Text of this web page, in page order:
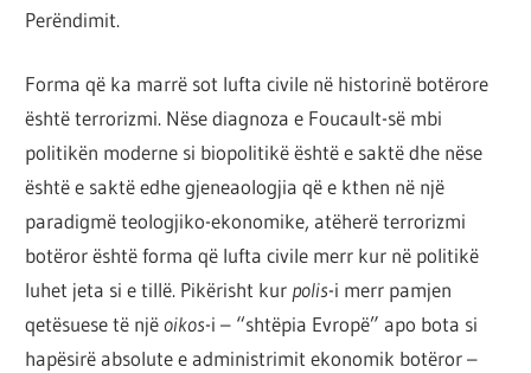
Perëndimit.
Forma që ka marrë sot lufta civile në historinë botërore
është terrorizmi. Nëse diagnoza e Foucault-së mbi
politikën moderne si biopolitikë është e saktë dhe nëse
është e saktë edhe gjeneaologjia që e kthen në një
paradigmë teologjiko-ekonomike, atëherë terrorizmi
botëror është forma që lufta civile merr kur në politikë
luhet jeta si e tillë. Pikërisht kur polis-i merr pamjen
qetësuese të njëoikos-i – “shtëpia Evropë” apo bota si
hapësirë absolute e administrimit ekonomik botëror –